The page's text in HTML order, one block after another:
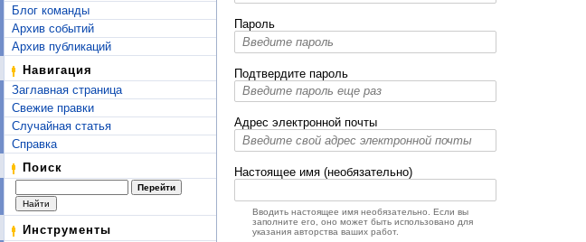
Блог команды
Архив событий
Архив публикаций
Навигация
Заглавная страница
Свежие правки
Случайная статья
Справка
Поиск
Инструменты
Пароль
Подтвердите пароль
Адрес электронной почты
Настоящее имя (необязательно)
Вводить настоящее имя необязательно. Если вы
заполните его, оно может быть использовано для
указания авторства ваших работ.